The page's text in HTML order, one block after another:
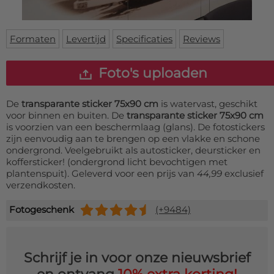
Vloermat
Skateboard deck
Inloggen
WhatsApp
Formaten Levertijd Specificaties Reviews
Foto's uploaden
De transparante sticker 75x90 cm is watervast, geschikt
voor binnen en buiten. De transparante sticker 75x90 cm
is voorzien van een beschermlaag (glans). De fotostickers
zijn eenvoudig aan te brengen op een vlakke en schone
ondergrond. Veelgebruikt als autosticker, deursticker en
koffersticker! (ondergrond licht bevochtigen met
plantenspuit). Geleverd voor een prijs van 44,99 exclusief
verzendkosten.
Fotogeschenk (+9484)
Schrijf je in voor onze nieuwsbrief